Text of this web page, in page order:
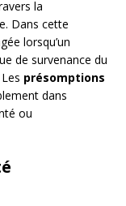
la
Dans cette
lorsqu’un
de survenance du
présomptions
dans
ou